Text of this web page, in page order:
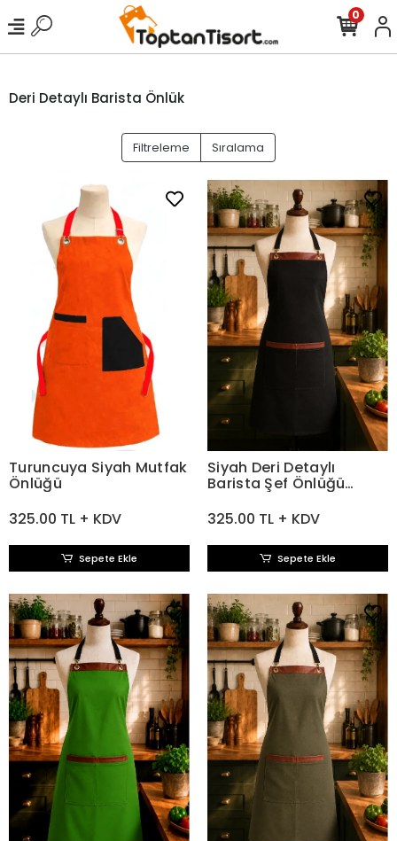
0
Deri Detaylı Barista Önlük
Filtreleme Sıralama
Turuncuya Siyah Mutfak
Önlüğü
325.00 TL + KDV
Sepete Ekle
Siyah Deri Detaylı
Barista Şef Önlüğü
325.00 TL + KDV
Sepete Ekle